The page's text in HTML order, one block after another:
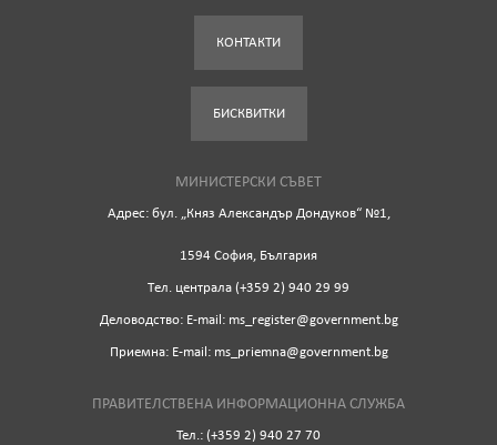
КОНТАКТИ
БИСКВИТКИ
МИНИСТЕРСКИ СЪВЕТ
Адрес: бул. „Княз Александър Дондуков“ №1,
1594 София, България
Tел. централа (+359 2) 940 29 99
Деловодство: Е-mail: ms_register@government.bg
Приемна: Е-mail: ms_priemna@government.bg
ПРАВИТЕЛСТВЕНА ИНФОРМАЦИОННА СЛУЖБА
Тел.: (+359 2) 940 27 70